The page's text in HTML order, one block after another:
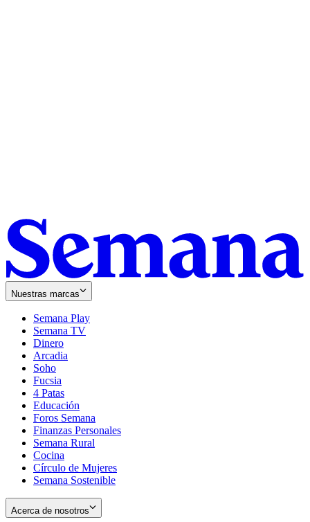
Nuestras marcas
Semana Play
Semana TV
Dinero
Arcadia
Soho
in
new
window
Fucsia
in
new
window
4 Patas
Educación
Foros Semana
Finanzas Personales
Semana Rural
Cocina
Círculo de Mujeres
Semana Sostenible
Acerca de nosotros